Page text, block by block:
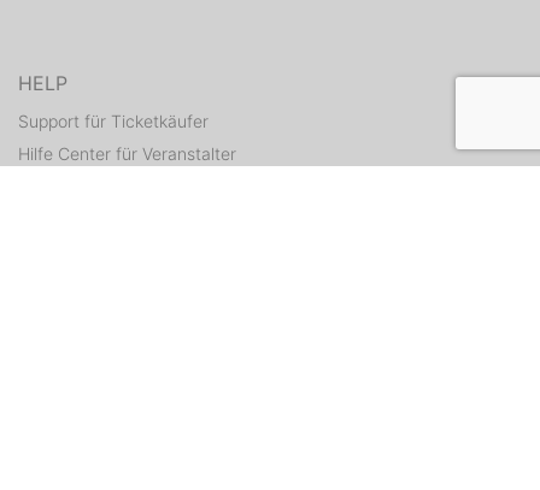
HELP
Support für Ticketkäufer
Hilfe Center für Veranstalter